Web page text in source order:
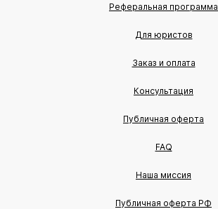
Реферальная программа
Для юристов
Заказ и оплата
Консультация
Публичная оферта
FAQ
Наша миссия
Публичная оферта РФ